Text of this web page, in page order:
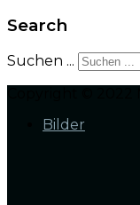
Search
Suchen ...
Bilder